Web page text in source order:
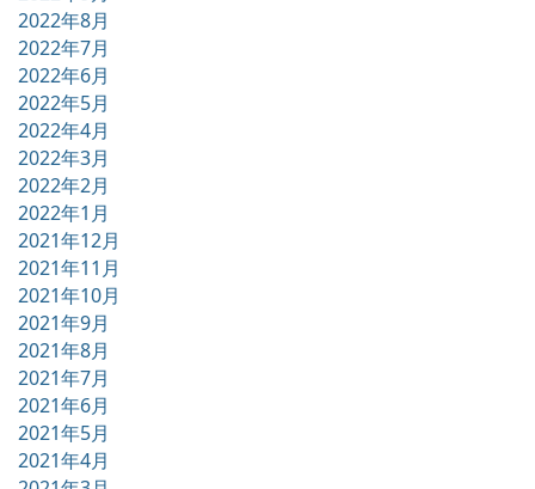
2022年8月
2022年7月
2022年6月
2022年5月
2022年4月
2022年3月
2022年2月
2022年1月
2021年12月
2021年11月
2021年10月
2021年9月
2021年8月
2021年7月
2021年6月
2021年5月
2021年4月